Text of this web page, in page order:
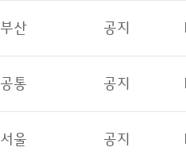
부산 공지
공통 공지
서울 공지